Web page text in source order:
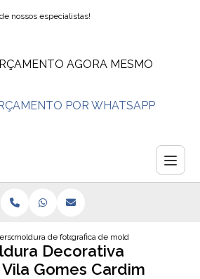
nossos especialistas!
AGORA MESMO
POR WHATSAPP
moldura de foto personalizada fabricas
grafica de moldura decorativa
Decorativa
Gomes Cardim